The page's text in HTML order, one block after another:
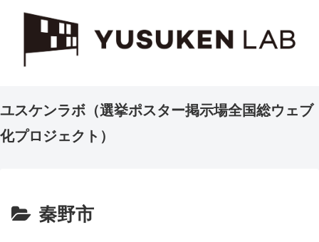
ユスケンラボ（選挙ポスター掲示場全国総ウェブ
化プロジェクト）
秦野市